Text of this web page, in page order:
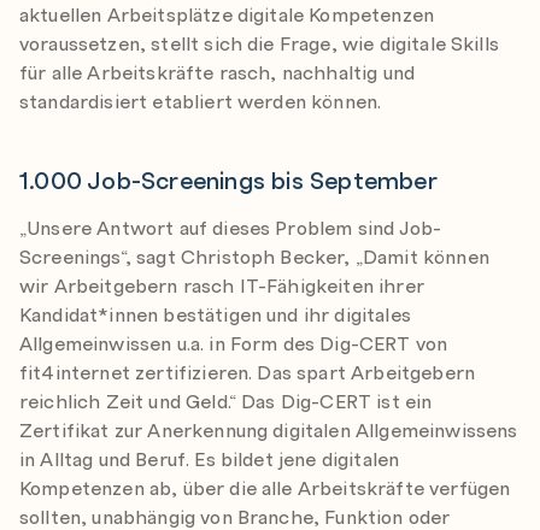
aktuellen Arbeitsplätze digitale Kompetenzen
voraussetzen, stellt sich die Frage, wie digitale Skills
für alle Arbeitskräfte rasch, nachhaltig und
standardisiert etabliert werden können.
1.000 Job-Screenings bis September
„Unsere Antwort auf dieses Problem sind Job-
Screenings“, sagt Christoph Becker, „Damit können
wir Arbeitgebern rasch IT-Fähigkeiten ihrer
Kandidat*innen bestätigen und ihr digitales
Allgemeinwissen u.a. in Form des Dig-CERT von
fit4internet zertifizieren. Das spart Arbeitgebern
reichlich Zeit und Geld.“ Das Dig-CERT ist ein
Zertifikat zur Anerkennung digitalen Allgemeinwissens
in Alltag und Beruf. Es bildet jene digitalen
Kompetenzen ab, über die alle Arbeitskräfte verfügen
sollten, unabhängig von Branche, Funktion oder